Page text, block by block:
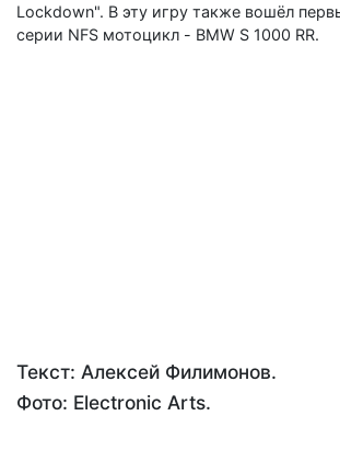
Lockdown". В эту игру также вошёл
серии NFS мотоцикл - BMW S 1000 RR.
Текст: Алексей Филимонов.
Фото: Electronic Arts.